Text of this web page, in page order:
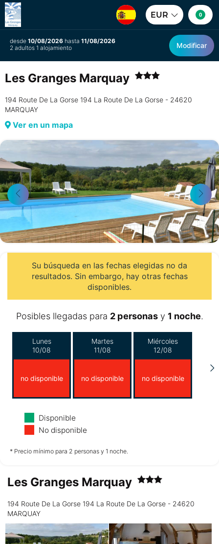
EUR 0
desde 10/08/2026 hasta 11/08/2026
2 adultos 1 alojamiento
Modificar
Les Granges Marquay
194 Route De La Gorse 194 La Route De La Gorse - 24620
MARQUAY
Ver en un mapa
Su búsqueda en las fechas elegidas no da
resultados. Sin embargo, hay otras fechas
disponibles.
Posibles llegadas para 2 personasy 1 noche.
Lunes
10/08
no disponible
Martes
11/08
no disponible
Miércoles
12/08
no disponible
Jueves
13/08
no disponible no disponible
Domingo
Disponible
No disponible
* Precio mínimo para 2 personas y 1 noche.
Les Granges Marquay
194 Route De La Gorse 194 La Route De La Gorse - 24620
MARQUAY